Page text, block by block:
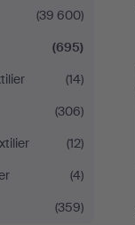
(39 600)
(695)
(14)
(306)
(12)
(4)
(359)